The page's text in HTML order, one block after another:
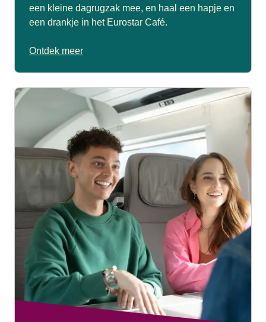
een kleine dagrugzak mee, en haal een hapje en
een drankje in het Eurostar Café.
Ontdek meer